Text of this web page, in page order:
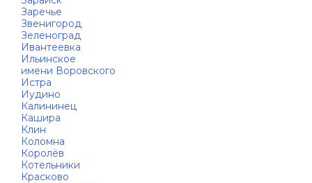
Заречье
Звенигород
Зеленоград
Ивантеевка
Ильинское
имени Воровского
Истра
Иудино
Калининец
Кашира
Клин
Коломна
Королёв
Котельники
Красково